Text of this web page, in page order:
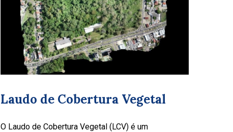
Laudo de Cobertura Vegetal
O Laudo de Cobertura Vegetal (LCV) é um